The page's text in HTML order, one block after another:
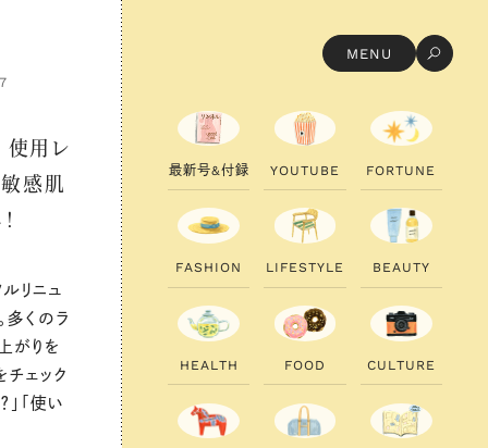
MENU
使用レ
感肌
リニュ
多くのラ
がりを
ェック
」「使い
最新号&付録 YOUTU B E FORTU N E
FAS H ION LI FESTYLE B EAUTY
H EALTH FOOD CU LTU RE